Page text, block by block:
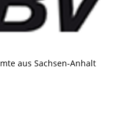
aus Sachsen-Anhalt